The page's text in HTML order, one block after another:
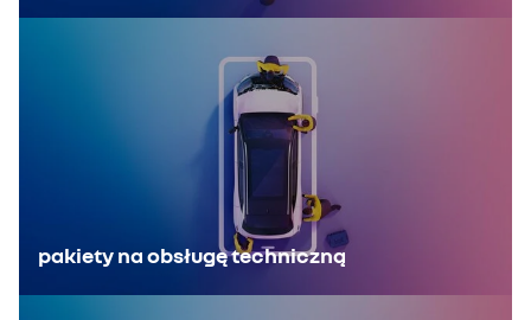
pakiety na obsługę techniczną